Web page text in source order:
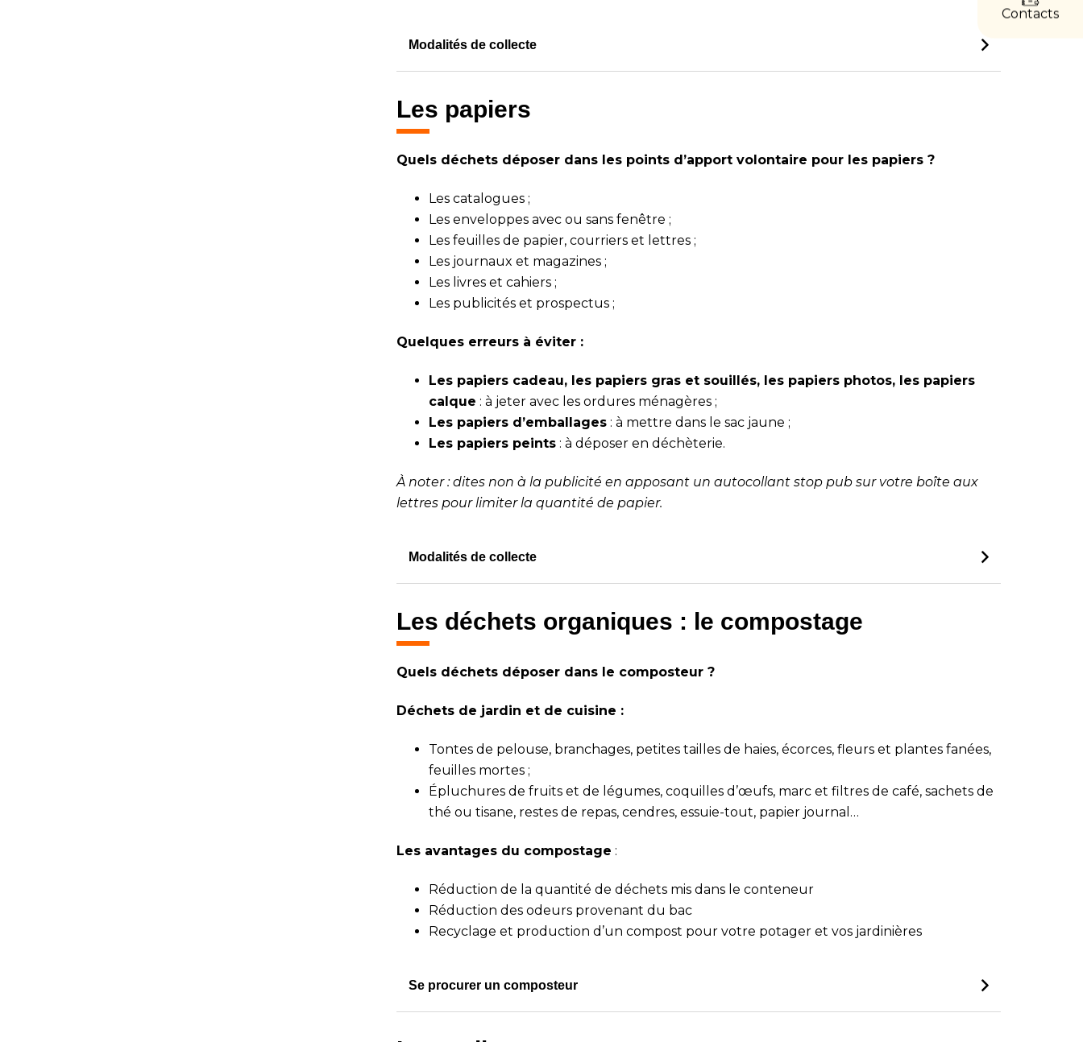
Contacts
Modalités de collecte
Les papiers
Quels déchets déposer dans les points d’apport volontaire pour les papiers ?
Les catalogues ;
Les enveloppes avec ou sans fenêtre ;
Les feuilles de papier, courriers et lettres ;
Les journaux et magazines ;
Les livres et cahiers ;
Les publicités et prospectus ;
Quelques erreurs à éviter :
Les papiers cadeau, les papiers gras et souillés, les papiers photos, les papiers
calque : à jeter avec les ordures ménagères ;
Les papiers d’emballages : à mettre dans le sac jaune ;
Les papiers peints : à déposer en déchèterie.
À noter : dites non à la publicité en apposant un autocollant stop pub sur votre boîte aux
lettres pour limiter la quantité de papier.
Modalités de collecte
Les déchets organiques : le compostage
Quels déchets déposer dans le composteur ?
Déchets de jardin et de cuisine :
Tontes de pelouse, branchages, petites tailles de haies, écorces, fleurs et plantes fanées,
feuilles mortes ;
Épluchures de fruits et de légumes, coquilles d’œufs, marc et filtres de café, sachets de
thé ou tisane, restes de repas, cendres, essuie-tout, papier journal…
Les avantages du compostage :
Réduction de la quantité de déchets mis dans le conteneur
Réduction des odeurs provenant du bac
Recyclage et production d’un compost pour votre potager et vos jardinières
Se procurer un composteur